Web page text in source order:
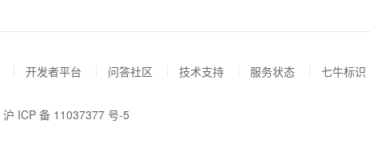
开发者平台 问答社区 技术支持 服务状态 七牛标识
沪 ICP 备 11037377 号-5